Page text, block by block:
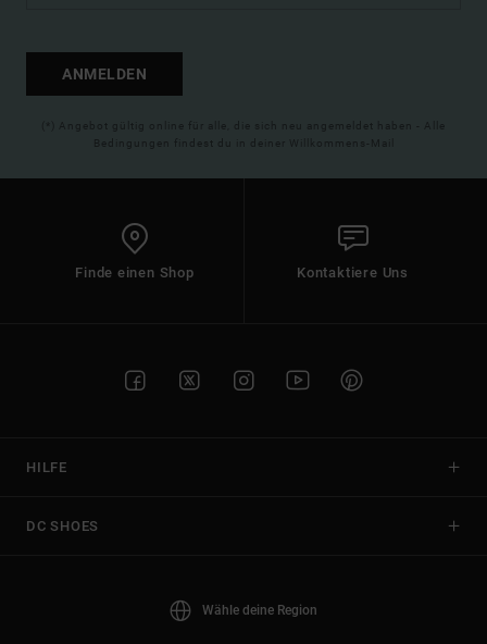
ANMELDEN
(*) Angebot gültig online für alle, die sich neu angemeldet haben - Alle
Bedingungen findest du in deiner Willkommens-Mail
Finde einen Shop Kontaktiere Uns
HILFE
DC SHOES
Wähle deine Region